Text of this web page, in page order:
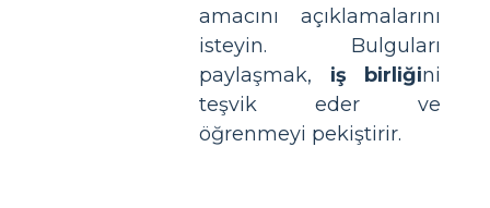
amacını açıklamalarını
isteyin. Bulguları
paylaşmak, iş birliğini
teşvik eder ve
öğrenmeyi pekiştirir.